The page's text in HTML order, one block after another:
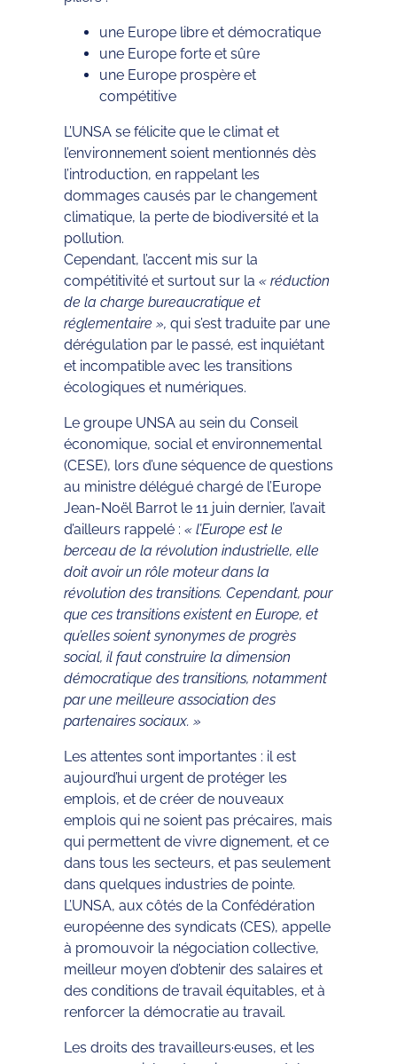
une Europe libre et démocratique
une Europe forte et sûre
une Europe prospère et
compétitive
L’UNSA se félicite que le climat et
l’environnement soient mentionnés dès
l’introduction, en rappelant les
dommages causés par le changement
climatique, la perte de biodiversité et la
pollution.
Cependant, l’accent mis sur la
compétitivité et surtout sur la « réduction
de la charge bureaucratique et
réglementaire », qui s’est traduite par une
dérégulation par le passé, est inquiétant
et incompatible avec les transitions
écologiques et numériques.
Le groupe UNSA au sein du Conseil
économique, social et environnemental
(CESE), lors d’une séquence de questions
au ministre délégué chargé de l’Europe
Jean-Noël Barrot le 11 juin dernier, l’avait
d’ailleurs rappelé : « l’Europe est le
berceau de la révolution industrielle, elle
doit avoir un rôle moteur dans la
révolution des transitions. Cependant, pour
que ces transitions existent en Europe, et
qu’elles soient synonymes de progrès
social, il faut construire la dimension
démocratique des transitions, notamment
par une meilleure association des
partenaires sociaux. »
Les attentes sont importantes : il est
aujourd’hui urgent de protéger les
emplois, et de créer de nouveaux
emplois qui ne soient pas précaires, mais
qui permettent de vivre dignement, et ce
dans tous les secteurs, et pas seulement
dans quelques industries de pointe.
L’UNSA, aux côtés de la Confédération
européenne des syndicats (CES), appelle
à promouvoir la négociation collective,
meilleur moyen d’obtenir des salaires et
des conditions de travail équitables, et à
renforcer la démocratie au travail.
Les droits des travailleurs·euses, et les